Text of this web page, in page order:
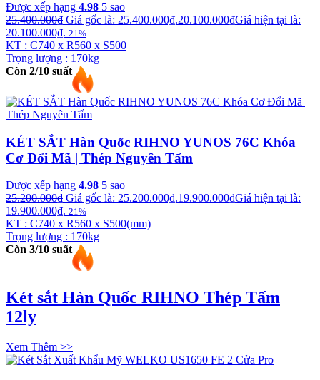
Được xếp hạng 4.98 5 sao
25.400.000₫ Giá gốc là: 25.400.000₫.20.100.000₫Giá hiện tại là:
20.100.000₫.-21%
KT : C740 x R560 x S500
Trọng lượng : 170kg
Còn 2/10 suất
KÉT SẮT Hàn Quốc RIHNO YUNOS 76C Khóa
Cơ Đổi Mã | Thép Nguyên Tấm
Được xếp hạng 4.98 5 sao
25.200.000₫ Giá gốc là: 25.200.000₫.19.900.000₫Giá hiện tại là:
19.900.000₫.-21%
KT : C740 x R560 x S500(mm)
Trọng lượng : 170kg
Còn 3/10 suất
Két sắt Hàn Quốc RIHNO Thép Tấm
12ly
Xem Thêm >>